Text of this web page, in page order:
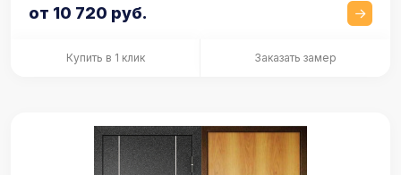
от 10 720 руб.
Купить в 1 клик Заказать замер